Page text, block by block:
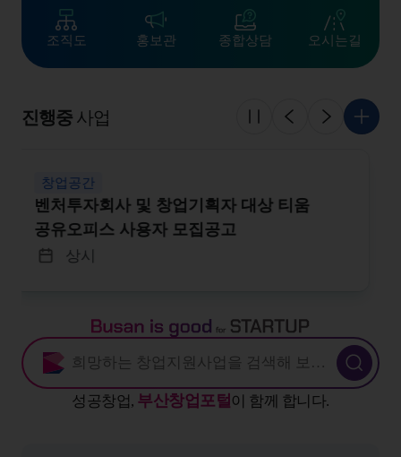
조직도 홍보관 종합상담 오시는길
진행중 사업
글로벌협력
「글로벌 교류·투자유치 지원사업」자율형
프로그램 참가 기업 모집
상시
슬라이드 멈춤
이전 다음 더 보
Busan is good for STARTUP
새창열림 : 부산창업포털 지원사업 검색
검색
성공창업, 부산창업포털 이 함께 합니다.